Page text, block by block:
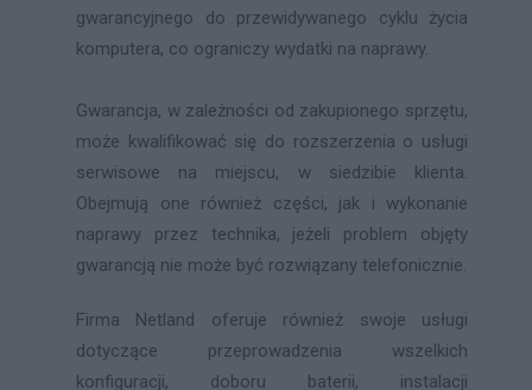
gwarancyjnego do przewidywanego cyklu życia
komputera, co ograniczy wydatki na naprawy.
Gwarancja, w zależności od zakupionego sprzętu,
może kwalifikować się do rozszerzenia o usługi
serwisowe na miejscu, w siedzibie klienta.
Obejmują one również części, jak i wykonanie
naprawy przez technika, jeżeli problem objęty
gwarancją nie może być rozwiązany telefonicznie.
Firma Netland oferuje również swoje usługi
dotyczące przeprowadzenia wszelkich
konfiguracji, doboru baterii, instalacji